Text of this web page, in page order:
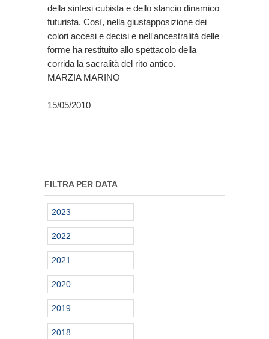
della sintesi cubista e dello slancio dinamico
futurista. Così, nella giustapposizione dei
colori accesi e decisi e nell'ancestralità delle
forme ha restituito allo spettacolo della
corrida la sacralità del rito antico.
MARZIA MARINO
15/05/2010
FILTRA PER DATA
2023
2022
2021
2020
2019
2018